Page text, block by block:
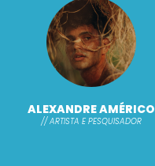
ALEXANDRE AMÉRICO
// ARTISTA E PESQUISADOR